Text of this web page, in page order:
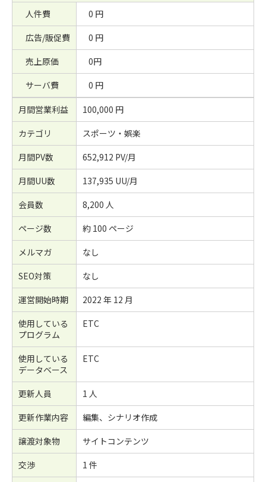
人件費
0 円
広告/販促費
0 円
売上原価
0円
サーバ費
0 円
月間営業利益
100,000 円
カテゴリ
スポーツ・娯楽
月間PV数
652,912 PV/月
月間UU数
137,935 UU/月
会員数
8,200 人
ページ数
約 100 ページ
メルマガ
なし
SEO対策
なし
運営開始時期
2022 年 12 月
使用している
プログラム
ETC
使用している
データベース
ETC
更新人員
1 人
更新作業内容
編集、シナリオ作成
譲渡対象物
サイトコンテンツ
交渉
1 件